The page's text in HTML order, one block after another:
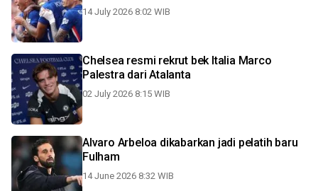
14 July 2026 8:02 WIB
Chelsea resmi rekrut bek Italia Marco
Palestra dari Atalanta
02 July 2026 8:15 WIB
Alvaro Arbeloa dikabarkan jadi pelatih baru
Fulham
14 June 2026 8:32 WIB